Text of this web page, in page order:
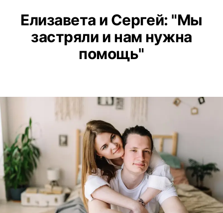
Елизавета и Сергей: "Мы
застряли и нам нужна
помощь"